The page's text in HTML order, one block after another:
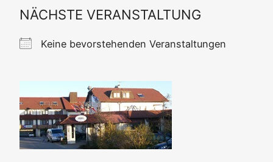
NÄCHSTE VERANSTALTUNG
Kei­ne bevor­ste­hen­den Veranstaltungen